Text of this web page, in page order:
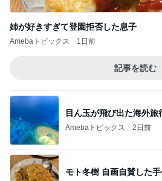
姉が好きすぎて登園拒否した息子
Amebaトピックス 1日前
記事を読む
目ん玉が飛び出た海外旅
Amebaトピックス 2日前
モト冬樹 自画自賛した